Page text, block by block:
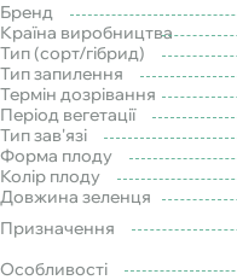
Бренд
Країна виробництва
Тип (сорт/гібрид)
Тип запилення
Термін дозрівання
Період вегетації
Тип зав'язі
Форма плоду
Колір плоду
Довжина зеленця
Призначення
Особливості